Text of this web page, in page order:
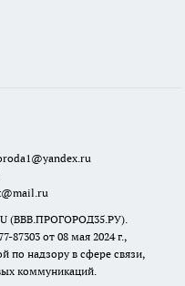
(ВВВ.ПРОГОРОД35.РУ).
от 08 мая 2024 г.,
по надзору в сфере связи,
коммуникаций.